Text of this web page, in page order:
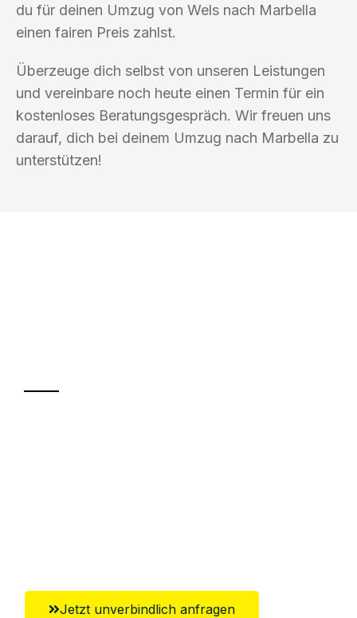
du für deinen Umzug von Wels nach Marbella
einen fairen Preis zahlst.
Überzeuge dich selbst von unseren Leistungen
und vereinbare noch heute einen Termin für ein
kostenloses Beratungsgespräch. Wir freuen uns
darauf, dich bei deinem Umzug nach Marbella zu
unterstützen!
Jetzt unverbindlich anfragen